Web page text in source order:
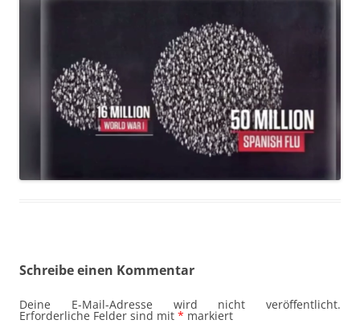
Schreibe einen Kommentar
Deine E-Mail-Adresse wird nicht veröffentlicht.
Erforderliche Felder sind mit * markiert